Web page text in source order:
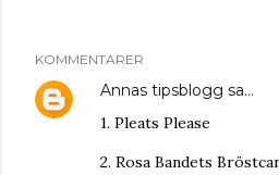
KOMMENTARER
Annas tipsblogg sa…
1. Pleats Please
2. Rosa Bandets